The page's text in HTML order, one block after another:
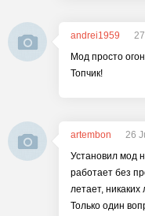
andrei1959
Мод просто
Топчик!
artembon
26
Установил мод
работает без
летает,
Только один